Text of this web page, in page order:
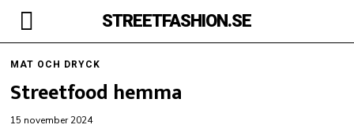
STREETFASHION.SE
MAT OCH DRYCK
Streetfood hemma
15 november 2024